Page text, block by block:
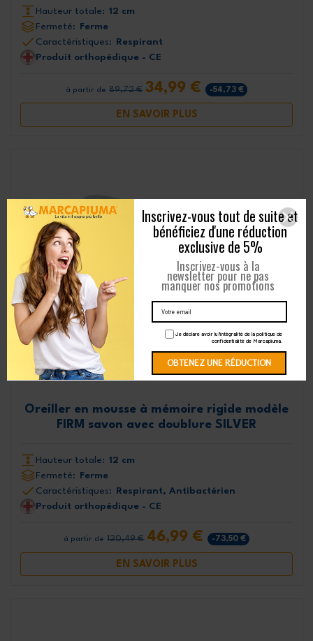
Hauteur totale: 12 cm
Fermeté: Ferme
Caractéristiques: Respirant
Produit orthopédique - CE
à partir de 89,72 € 34,99 € -54,73 €
EN SAVOIR PLUS
Oreiller en mousse à mémoire rigide modèle
FIRM savon avec doublure SILVER
Hauteur totale: 12 cm
Fermeté:
Ferme
Caractéristiques:
Respirant, Antibactérien
Produit orthopédique - CE
à partir de 120,49 € 46,99 € -73,50 €
EN SAVOIR PLUS
Je déclare avoir lu l'intégralité de la politique de
confidentialité de Marcapiuma.
Inscrivez-vous tout de suite et
bénéficiez d'une réduction
exclusive de 5%
Inscrivez-vous à la
newsletter pour ne pas
manquer nos promotions